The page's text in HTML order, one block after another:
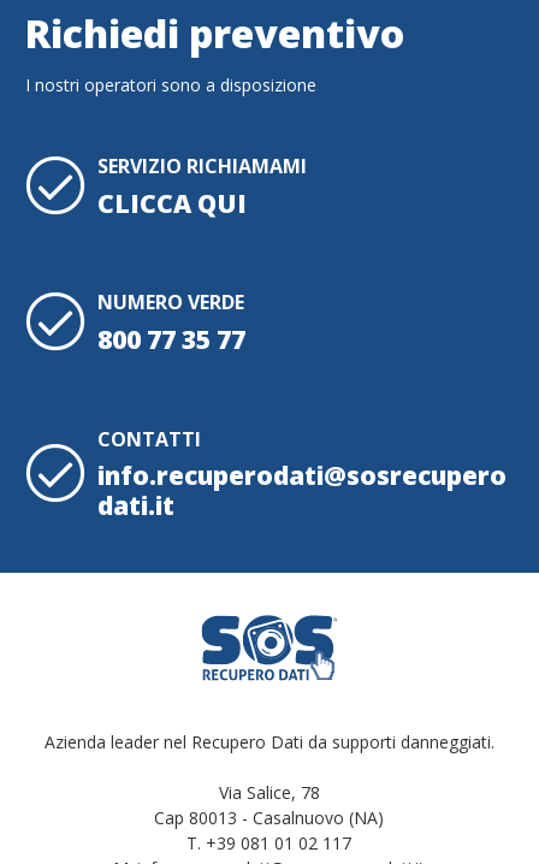
Richiedi preventivo
I nostri operatori sono a disposizione
SERVIZIO RICHIAMAMI
CLICCA QUI
NUMERO VERDE
800 77 35 77
CONTATTI
info.recuperodati@sosrecupero
dati.it
Azienda leader nel Recupero Dati da supporti danneggiati.
Via Salice, 78
Cap 80013 - Casalnuovo (NA)
T. +39 081 01 02 117